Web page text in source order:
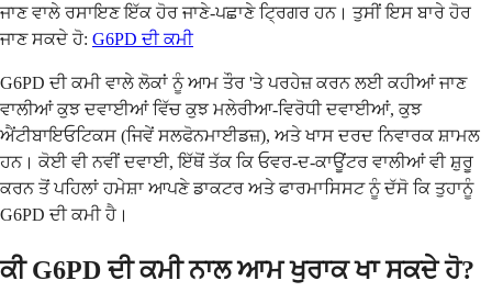
ਜਾਣ ਵਾਲੇ ਰਸਾਇਣ ਇੱਕ ਹੋਰ ਜਾਣੇ-ਪਛਾਣੇ ਟ੍ਰਿਗਰ ਹਨ। ਤੁਸੀਂ ਇਸ ਬਾਰੇ ਹੋਰ
ਜਾਣ ਸਕਦੇ ਹੋ: G6PD ਦੀ ਕਮੀ
G6PD ਦੀ ਕਮੀ ਵਾਲੇ ਲੋਕਾਂ ਨੂੰ ਆਮ ਤੌਰ 'ਤੇ ਪਰਹੇਜ਼ ਕਰਨ ਲਈ ਕਹੀਆਂ ਜਾਣ
ਵਾਲੀਆਂ ਕੁਝ ਦਵਾਈਆਂ ਵਿੱਚ ਕੁਝ ਮਲੇਰੀਆ-ਵਿਰੋਧੀ ਦਵਾਈਆਂ, ਕੁਝ
ਐਂਟੀਬਾਇਓਟਿਕਸ (ਜਿਵੇਂ ਸਲਫੋਨਮਾਈਡਜ਼), ਅਤੇ ਖਾਸ ਦਰਦ ਨਿਵਾਰਕ ਸ਼ਾਮਲ
ਹਨ। ਕੋਈ ਵੀ ਨਵੀਂ ਦਵਾਈ, ਇੱਥੋਂ ਤੱਕ ਕਿ ਓਵਰ-ਦ-ਕਾਊਂਟਰ ਵਾਲੀਆਂ ਵੀ ਸ਼ੁਰੂ
ਕਰਨ ਤੋਂ ਪਹਿਲਾਂ ਹਮੇਸ਼ਾ ਆਪਣੇ ਡਾਕਟਰ ਅਤੇ ਫਾਰਮਾਸਿਸਟ ਨੂੰ ਦੱਸੋ ਕਿ ਤੁਹਾਨੂੰ
G6PD ਦੀ ਕਮੀ ਹੈ।
ਕੀ G6PD ਦੀ ਕਮੀ ਨਾਲ ਆਮ ਖੁਰਾਕ ਖਾ ਸਕਦੇ ਹੋ?